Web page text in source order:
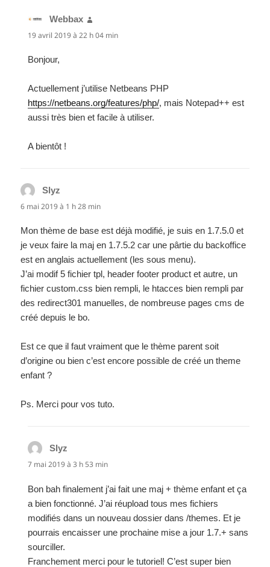
Webbax
19 avril 2019 à 22 h 04 min
Bonjour,
Actuellement j’utilise Netbeans PHP
https://netbeans.org/features/php/, mais Notepad++ est
aussi très bien et facile à utiliser.
A bientôt !
Slyz
6 mai 2019 à 1 h 28 min
Mon thème de base est déjà modifié, je suis en 1.7.5.0 et
je veux faire la maj en 1.7.5.2 car une pârtie du backoffice
est en anglais actuellement (les sous menu).
J’ai modif 5 fichier tpl, header footer product et autre, un
fichier custom.css bien rempli, le htacces bien rempli par
des redirect301 manuelles, de nombreuse pages cms de
créé depuis le bo.
Est ce que il faut vraiment que le thème parent soit
d’origine ou bien c’est encore possible de créé un theme
enfant ?
Ps. Merci pour vos tuto.
Slyz
7 mai 2019 à 3 h 53 min
Bon bah finalement j’ai fait une maj + thème enfant et ça
a bien fonctionné. J’ai réupload tous mes fichiers
modifiés dans un nouveau dossier dans /themes. Et je
pourrais encaisser une prochaine mise a jour 1.7.+ sans
sourciller.
Franchement merci pour le tutoriel! C’est super bien